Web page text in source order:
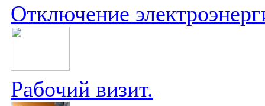
Отключение
Рабочий визит.